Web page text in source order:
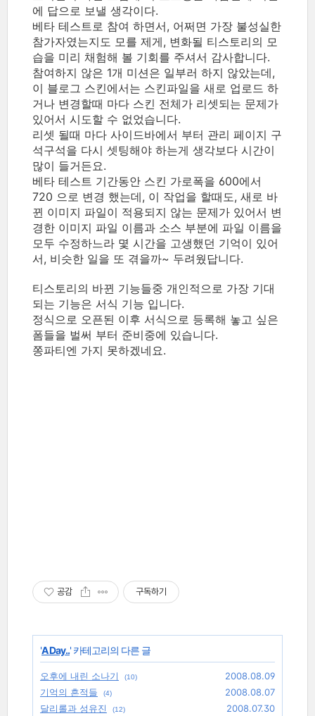
에 답으로 보낼 생각이다.
베타 테스트로 참여 하면서, 어쩌면 가장 불성실한
참가자였는지도 모를 제게, 변화될 티스토리의 모
습을 미리 채험해 볼 기회를 주셔서 감사합니다.
참여하지 않은 1개 미션은 일부러 하지 않았는데,
이 블로그 스킨에서는 스킨파일을 새로 업로드 하
거나 변경할때 마다 스킨 전체가 리셋되는 문제가
있어서 시도할 수 없었습니다.
리셋 될때 마다 사이드바에서 부터 관리 페이지 구
석구석을 다시 셋팅해야 하는게 생각보다 시간이
많이 들거든요.
베타 테스트 기간동안 스킨 가로폭을 600에서
720 으로 변경 했는데, 이 작업을 할때도, 새로 바
뀐 이미지 파일이 적용되지 않는 문제가 있어서 변
경한 이미지 파일 이름과 소스 부분에 파일 이름을
모두 수정하느라 몇 시간을 고생했던 기억이 있어
서, 비슷한 일을 또 겪을까~ 두려웠답니다.
티스토리의 바뀐 기능들중 개인적으로 가장 기대
되는 기능은 서식 기능 입니다.
정식으로 오픈된 이후 서식으로 등록해 놓고 싶은
폼들을 벌써 부터 준비중에 있습니다.
쫑파티엔 가지 못하겠네요.
공감 구독하기
'A Day..' 카테고리의 다른 글
오후에 내린 소나기 (10)
2008.08.09
기억의 흔적들
(4)
2008.08.07
달리롤과 성유진
(12)
2008.07.30